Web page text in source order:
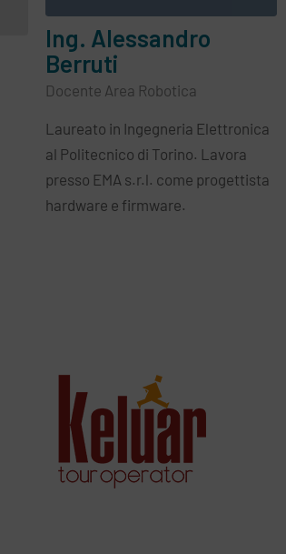
Ing. Alessandro
Berruti
Docente Area Robotica
Laureato in Ingegneria Elettronica
al Politecnico di Torino. Lavora
presso EMA s.r.l. come progettista
hardware e firmware.